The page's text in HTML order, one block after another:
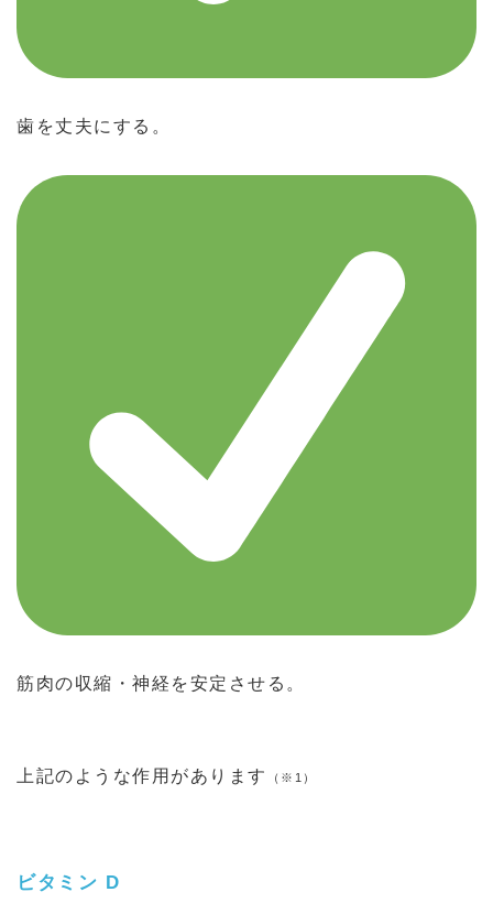
歯を丈夫にする。
筋肉の収縮・神経を安定させる。
上記のような作用があります （※1）
ビタミン D